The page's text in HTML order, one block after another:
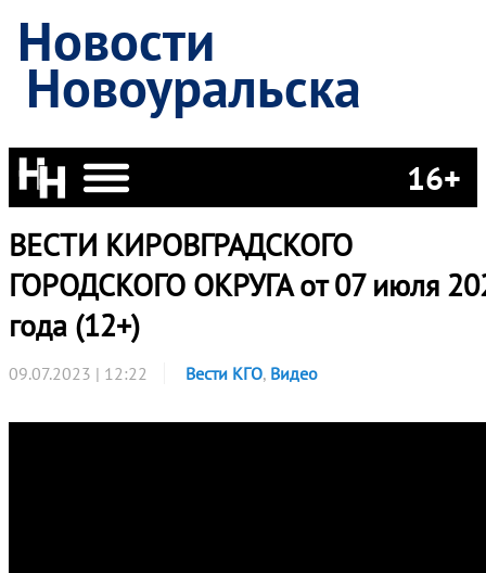
Новости
Новоуральска
16+
ВЕСТИ КИРОВГРАДСКОГО
ГОРОДСКОГО ОКРУГА от 07 июля
года (12+)
09.07.2023 | 12:22 Вести КГО, Видео